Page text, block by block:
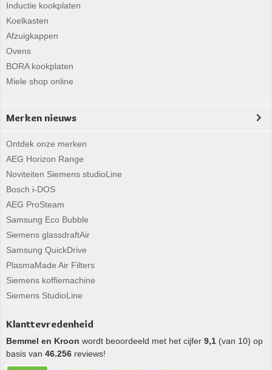
Inductie kookplaten
Koelkasten
Afzuigkappen
Ovens
BORA kookplaten
Miele shop online
Merken nieuws
Ontdek onze merken
AEG Horizon Range
Noviteiten Siemens studioLine
Bosch i-DOS
AEG ProSteam
Samsung Eco Bubble
Siemens glassdraftAir
Samsung QuickDrive
PlasmaMade Air Filters
Siemens koffiemachine
Siemens StudioLine
Klanttevredenheid
Bemmel en Kroon wordt beoordeeld met het cijfer 9,1 (van 10) op
basis van 46.256 reviews!